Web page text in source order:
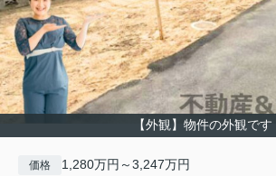
【外観】物件の外観です
価格 1,280万円～3,247万円